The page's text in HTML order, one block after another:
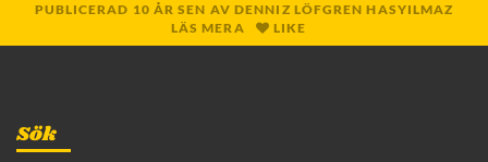
PUBLICERAD 10 ÅR SEN AV DENNIZ LÖFGREN HASYILMAZ
LÄS MERA
LIKE
Sök